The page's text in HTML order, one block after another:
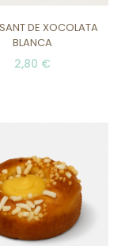
DE XOCOLATA
BLANCA
2,80 €